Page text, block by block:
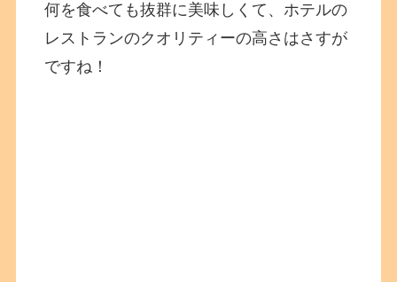
何を食べても抜群に美味しくて、ホテルの
レストランのクオリティーの高さはさすが
ですね！